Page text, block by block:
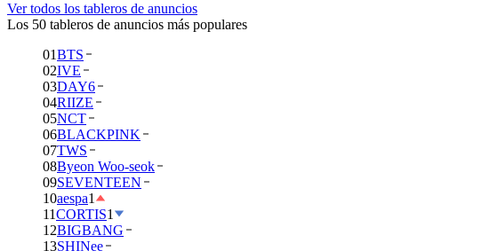
Ver todos los tableros de anuncios
Los 50 tableros de anuncios más populares
01BTS
02IVE
03DAY6
04RIIZE
05NCT
06BLACKPINK
07TWS
08Byeon Woo-seok
09SEVENTEEN
10aespa1
11CORTIS1
12BIGBANG
13SHINee